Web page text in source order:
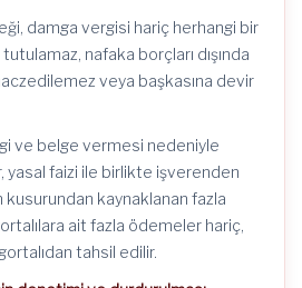
damga vergisi hariç herhangi bir
nafaka borçları dışında
veya başkasına devir
ve belge vermesi nedeniyle
yasal faizi ile birlikte işverenden
kusurundan kaynaklanan fazla
ait fazla ödemeler hariç,
tahsil edilir.